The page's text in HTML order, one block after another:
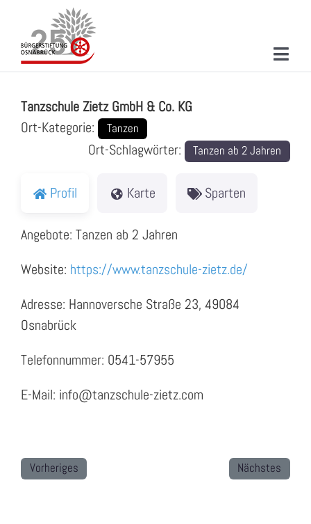
springen
PROJEKTE & AKTIONEN
NEUIGKEITEN
Tanzschule Zietz GmbH & Co. KG
Ort-Kategorie:
Tanzen
Ort-Schlagwörter: Tanzen ab 2 Jahren
Profil Karte Sparten
Angebote: Tanzen ab 2 Jahren
Website: https://www.tanzschule-zietz.de/
Adresse: Hannoversche Straße 23, 49084
Osnabrück
Telefonnummer: 0541-57955
E-Mail: info@tanzschule-zietz.com
Vorheriges Nächstes